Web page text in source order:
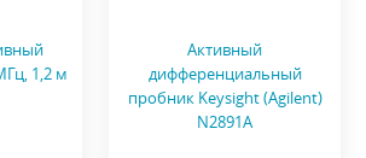
1,2 м
Активный
дифференциальный
пробник Keysight (Agilent)
N2891A